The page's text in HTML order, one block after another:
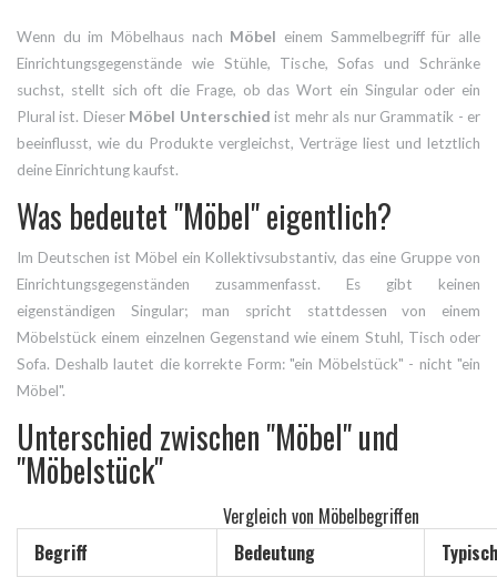
Wenn du im Möbelhaus nach Möbel einem Sammelbegriff für alle
Einrichtungsgegenstände wie Stühle, Tische, Sofas und Schränke
suchst, stellt sich oft die Frage, ob das Wort ein Singular oder ein
Plural ist. Dieser Möbel Unterschied ist mehr als nur Grammatik - er
beeinflusst, wie du Produkte vergleichst, Verträge liest und letztlich
deine Einrichtung kaufst.
Was bedeutet "Möbel" eigentlich?
Im Deutschen ist Möbel ein Kollektivsubstantiv, das eine Gruppe von
Einrichtungsgegenständen zusammenfasst. Es gibt keinen
eigenständigen Singular; man spricht stattdessen von einem
Möbelstück einem einzelnen Gegenstand wie einem Stuhl, Tisch oder
Sofa. Deshalb lautet die korrekte Form: "ein Möbelstück" - nicht "ein
Möbel".
Unterschied zwischen "Möbel" und
"Möbelstück"
Vergleich von Möbelbegriffen
Begriff
Bedeutung